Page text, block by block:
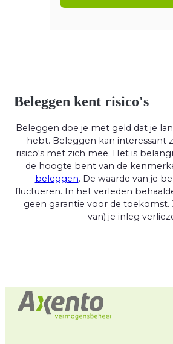
Beleggen kent risico's
Beleggen doe je met geld dat je
hebt. Beleggen kan interessant
risico's met zich mee. Het is
de hoogte bent van de
beleggen. De waarde van je
fluctueren. In het verleden
geen garantie voor de toekomst.
van) je inleg